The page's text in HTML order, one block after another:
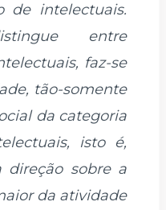
de intelectuais.
entre
faz-se
tão-somente
da categoria
isto é,
direção sobre a
da atividade